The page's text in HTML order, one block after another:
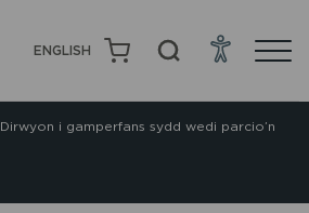
ENGLISH
Dirwyon i gamperfans sydd wedi parcio’n